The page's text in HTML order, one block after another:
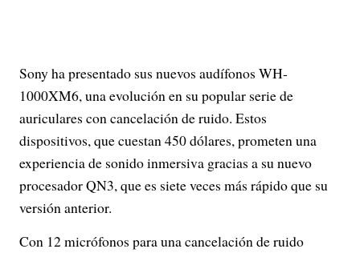
Sony ha presentado sus nuevos audífonos WH-
1000XM6, una evolución en su popular serie de
auriculares con cancelación de ruido. Estos
dispositivos, que cuestan 450 dólares, prometen una
experiencia de sonido inmersiva gracias a su nuevo
procesador QN3, que es siete veces más rápido que su
versión anterior.
Con 12 micrófonos para una cancelación de ruido